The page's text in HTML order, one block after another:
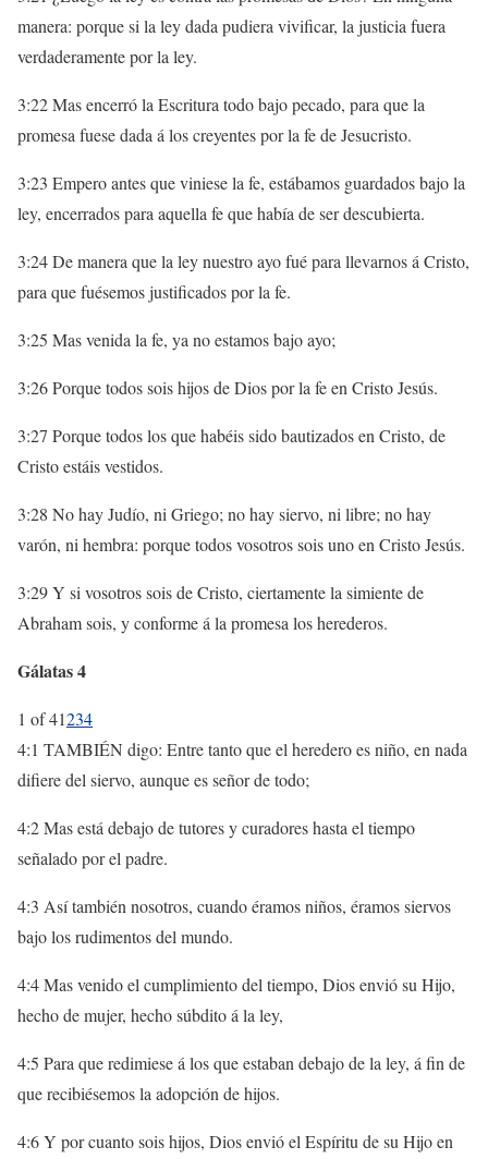
manera: porque si la ley dada pudiera vivificar, la justicia fuera
verdaderamente por la ley.
3:22 Mas encerró la Escritura todo bajo pecado, para que la
promesa fuese dada á los creyentes por la fe de Jesucristo.
3:23 Empero antes que viniese la fe, estábamos guardados bajo la
ley, encerrados para aquella fe que había de ser descubierta.
3:24 De manera que la ley nuestro ayo fué para llevarnos á Cristo,
para que fuésemos justificados por la fe.
3:25 Mas venida la fe, ya no estamos bajo ayo;
3:26 Porque todos sois hijos de Dios por la fe en Cristo Jesús.
3:27 Porque todos los que habéis sido bautizados en Cristo, de
Cristo estáis vestidos.
3:28 No hay Judío, ni Griego; no hay siervo, ni libre; no hay
varón, ni hembra: porque todos vosotros sois uno en Cristo Jesús.
3:29 Y si vosotros sois de Cristo, ciertamente la simiente de
Abraham sois, y conforme á la promesa los herederos.
Gálatas 4
1 of 41234
4:1 TAMBIÉN digo: Entre tanto que el heredero es niño, en nada
difiere del siervo, aunque es señor de todo;
4:2 Mas está debajo de tutores y curadores hasta el tiempo
señalado por el padre.
4:3 Así también nosotros, cuando éramos niños, éramos siervos
bajo los rudimentos del mundo.
4:4 Mas venido el cumplimiento del tiempo, Dios envió su Hijo,
hecho de mujer, hecho súbdito á la ley,
4:5 Para que redimiese á los que estaban debajo de la ley, á fin de
que recibiésemos la adopción de hijos.
4:6 Y por cuanto sois hijos, Dios envió el Espíritu de su Hijo en